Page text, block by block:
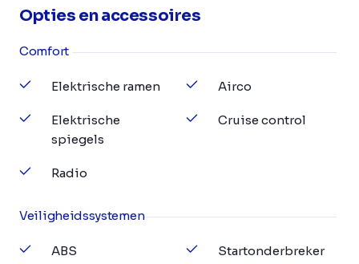
Opties en accessoires
Comfort
Elektrische ramen
Elektrische
spiegels
Radio
Airco
Cruise control
Veiligheidssystemen
ABS Startonderbreker